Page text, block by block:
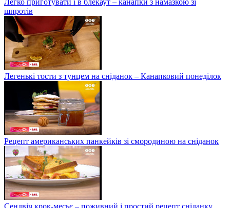
шпротів
Легенькі тости з тунцем на сніданок – Канапковий понеділок
Рецепт американських панкейків зі смородиною на сніданок
Сендвіч крок-месьє – поживний і простий рецепт сніданку